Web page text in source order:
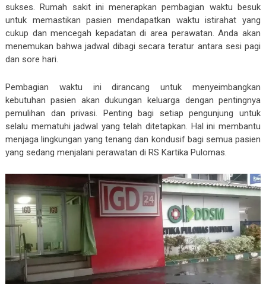
sukses. Rumah sakit ini menerapkan pembagian waktu besuk
untuk memastikan pasien mendapatkan waktu istirahat yang
cukup dan mencegah kepadatan di area perawatan. Anda akan
menemukan bahwa jadwal dibagi secara teratur antara sesi pagi
dan sore hari.
Pembagian waktu ini dirancang untuk menyeimbangkan
kebutuhan pasien akan dukungan keluarga dengan pentingnya
pemulihan dan privasi. Penting bagi setiap pengunjung untuk
selalu mematuhi jadwal yang telah ditetapkan. Hal ini membantu
menjaga lingkungan yang tenang dan kondusif bagi semua pasien
yang sedang menjalani perawatan di RS Kartika Pulomas.